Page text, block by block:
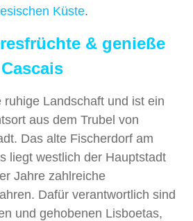
Küste.
& genieße
ruhige Landschaft und ist ein
aus dem Trubel von
Das alte Fischerdorf am
liegt westlich der Hauptstadt
Jahre zahlreiche
Dafür verantwortlich sind
und gehobenen Lisboetas,